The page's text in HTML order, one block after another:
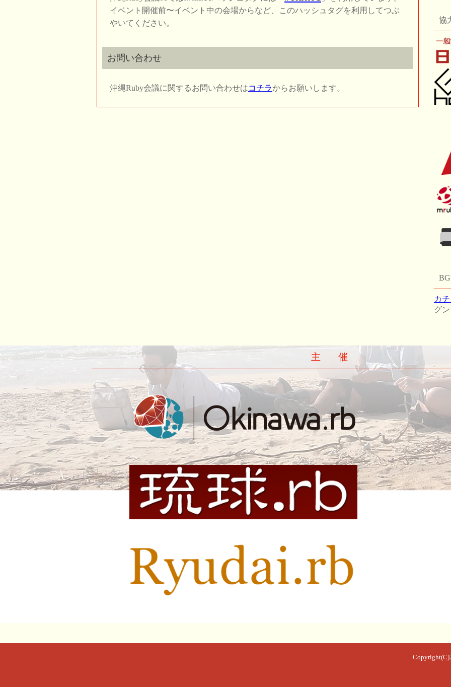
イベント開催前〜イベント中の会場からなど、このハッシュタグを利用してつぶ
やいてください。
お問い合わせ
沖縄Ruby会議に関するお問い合わせはコチラからお願いします。
協
カ
グ
主催